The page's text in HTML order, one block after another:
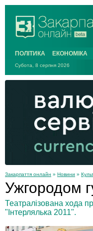
ПОЛІТИКА ЕКОНОМІКА
Субота, 8 серпня 2026
Закарпаття онлайн » Новини »
Ужгородом
Театралізована хода
"Інтерлялька 2011".